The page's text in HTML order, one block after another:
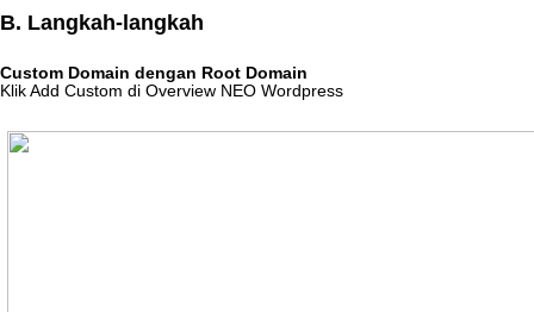
B. Langkah- langkah
Custom Domain dengan Root Domain
KlikAdd Custom di Overview NEO Wordpress